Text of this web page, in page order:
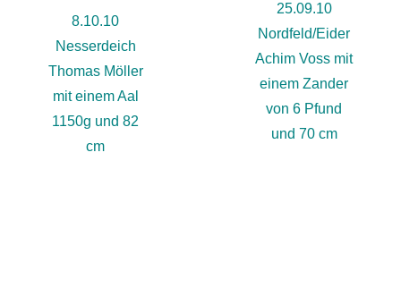
8.10.10
Nesserdeich
Thomas Möller
mit einem Aal
1150g und 82
cm
25.09.10
Nordfeld/Eider
Achim Voss mit
einem Zander
von 6 Pfund
und 70 cm